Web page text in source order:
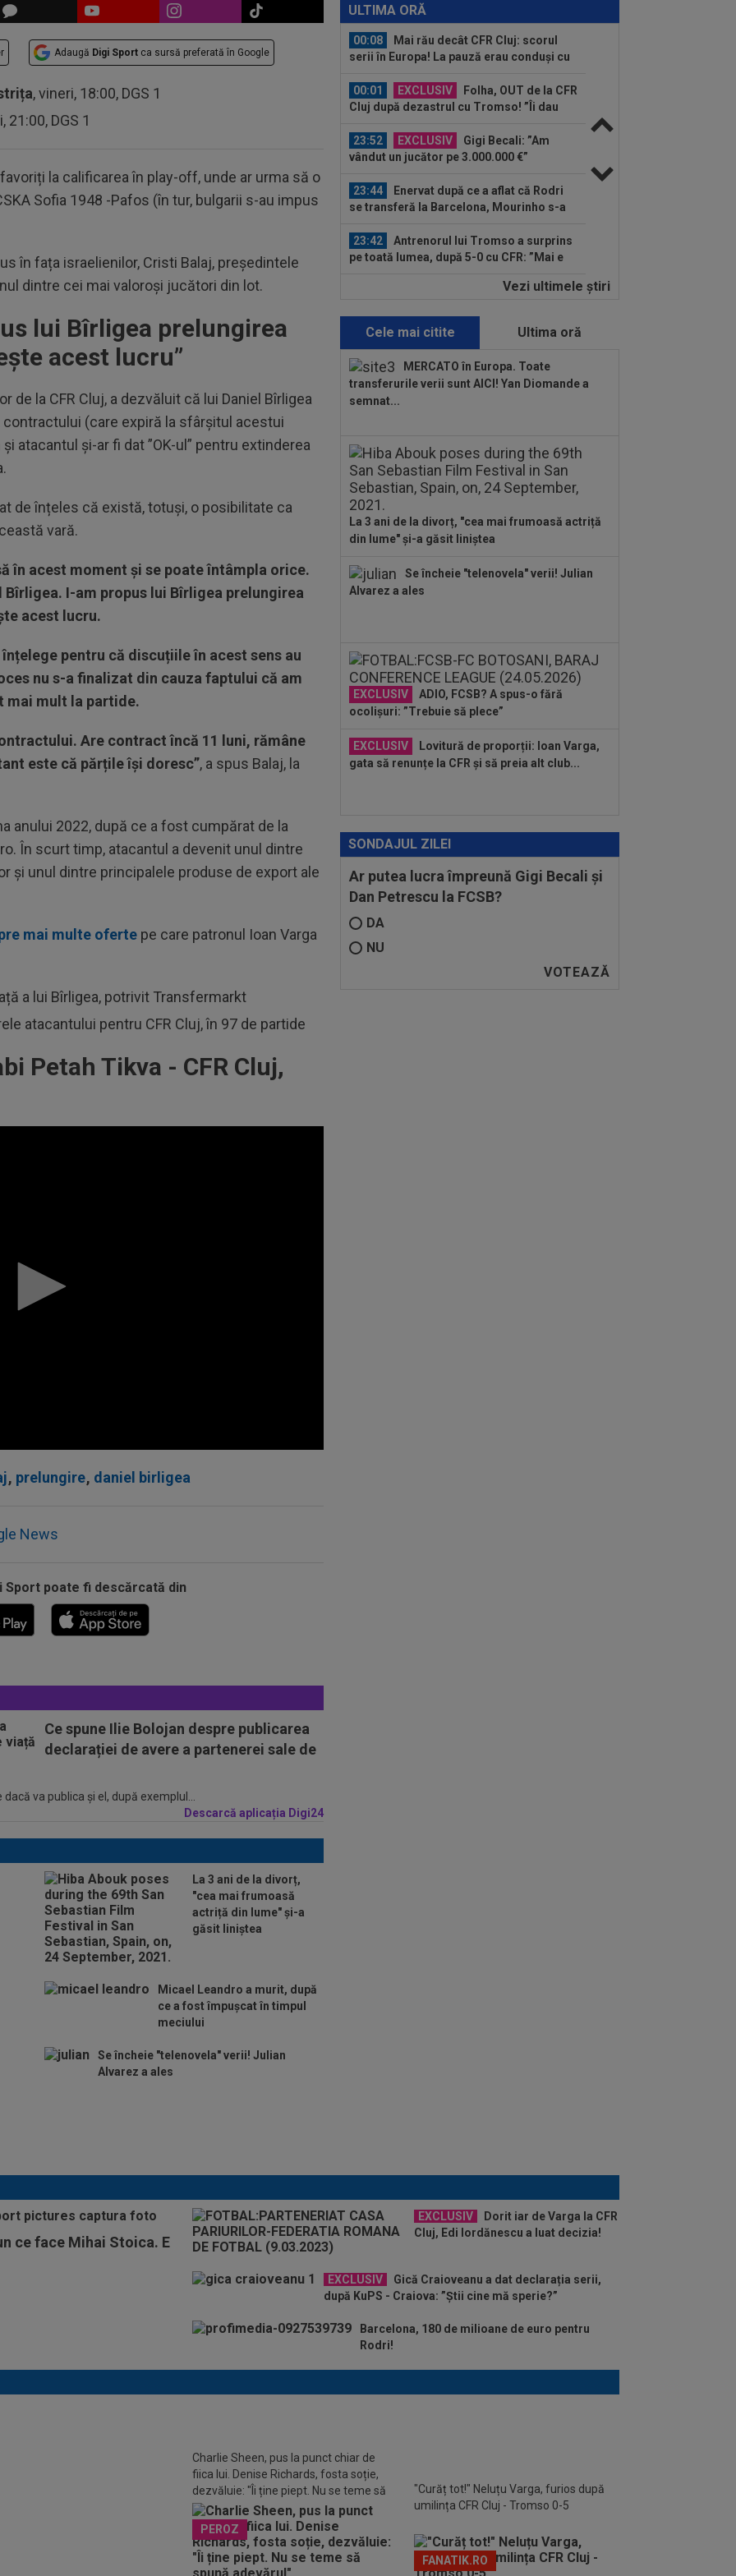
Adaugă Digi Sport ca sursă preferată în Google
, vineri, 18:00, DGS 1
21:00, DGS 1
la calificarea în play-off, unde ar urma să o
Sofia 1948 -Pafos (în tur, bulgarii s-au impus
în fața israelienilor, Cristi Balaj, președintele
dintre cei mai valoroși jucători din lot.
lui Bîrligea prelungirea
acest lucru”
de la CFR Cluj, a dezvăluit că lui Daniel Bîrligea
(care expiră la sfârșitul acestui
atacantul și-ar fi dat ”OK-ul” pentru extinderea
de înțeles că există, totuși, o posibilitate ca
vară.
în acest moment și se poate întâmpla orice.
I-am propus lui Bîrligea prelungirea
acest lucru.
pentru că discuțiile în acest sens au
nu s-a finalizat din cauza faptului că am
mai mult la partide.
Are contract încă 11 luni, rămâne
este că părțile își doresc”, a spus Balaj, la
anului 2022, după ce a fost cumpărat de la
În scurt timp, atacantul a devenit unul dintre
și unul dintre principalele produse de export ale
mai multe oferte pe care patronul Ioan Varga
a lui Bîrligea, potrivit Transfermarkt
atacantului pentru CFR Cluj, în 97 de partide
Petah Tikva - CFR Cluj,
, prelungire, daniel birligea
News
Sport poate fi descărcată din
Ce spune Ilie Bolojan despre publicarea
declarației de avere a partenerei sale de
va publica şi el, după exemplul...
Descarcă aplicația Digi24
ULTIMA ORĂ
euro pentru Rodri!
00:08
Mai rău decât CFR Cluj: scorul
serii în Europa! La pauză erau conduși cu
00:01
EXCLUSIV
Folha, OUT de la CFR
Cluj după dezastrul cu Tromso! ”Îi dau
23:52
EXCLUSIV
Gigi Becali: ”Am
vândut un jucător pe 3.000.000 €”
23:44
Enervat după ce a aflat că Rodri
se transferă la Barcelona, Mourinho s-a
23:42
Antrenorul lui Tromso a surprins
pe toată lumea, după 5-0 cu CFR: ”Mai e
Lovitură de
00:41
EXCLUSIV
Gigi Becali: ”Hai să-
ți spun ce face Mihai Stoica. E prima oară
când o zic”
00:34
EXCLUSIV
Dorit iar de Varga la
CFR Cluj, Edi Iordănescu a luat decizia!
dat declarația serii, după KuPS - Craiova:
”Știi cine mă...
00:12
Barcelona, 180 de milioane de
euro pentru Rodri!
Vezi ultimele ştiri
Cele mai citite Ultima oră
MERCATO în Europa. Toate
transferurile verii sunt AICI! Yan Diomande a
semnat...
La 3 ani de la divorț, "cea mai frumoasă actriță
din lume" și-a găsit liniștea
Se încheie "telenovela" verii! Julian
Alvarez a ales
EXCLUSIV
ADIO, FCSB? A spus-o fără
ocolișuri: ”Trebuie să plece”
EXCLUSIV
Lovitură de proporții: Ioan Varga,
gata să renunțe la CFR și să preia alt club...
SONDAJUL ZILEI
Ar putea lucra împreună Gigi Becali și
Dan Petrescu la FCSB?
DA
NU
La 3 ani de la divorț,
"cea mai frumoasă
actriță din lume" și-a
găsit liniștea
Micael Leandro a murit, după
ce a fost împușcat în timpul
meciului
Se încheie "telenovela" verii! Julian
Alvarez a ales
ce face Mihai Stoica. E
EXCLUSIV
Dorit iar de Varga la CFR
Cluj, Edi Iordănescu a luat decizia!
EXCLUSIV
Gică Craioveanu a dat declarația serii,
după KuPS - Craiova: ”Știi cine mă sperie?”
Barcelona, 180 de milioane de euro pentru
Rodri!
Charlie Sheen, pus la punct chiar de
fiica lui. Denise Richards, fosta soție,
dezvăluie: "Îi ține piept. Nu se teme să
spună adevărul"
PEROZ
"Curăț tot!" Neluțu Varga, furios după
umilința CFR Cluj - Tromso 0-5
FANATIK.RO